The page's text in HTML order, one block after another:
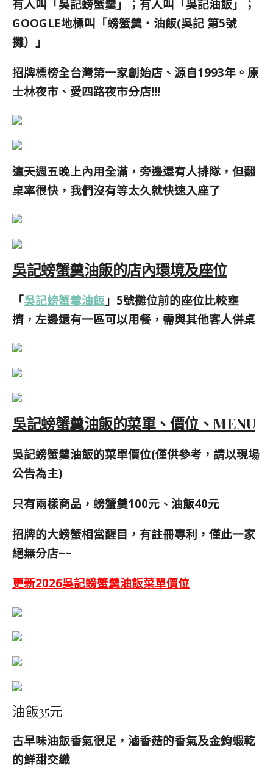
有人叫「吳記螃蟹羹」；有人叫「吳記油飯」；
GOOGLE地標叫「螃蟹羹‧油飯(吳記 第5號
攤）」
招牌標榜全台灣第一家創始店、源自1993年。原
士林夜市、愛四路夜市分店!!!
這天週五晚上內用全滿，旁邊還有人排隊，但翻
桌率很快，我們沒有等太久就快速入座了
吳記螃蟹羹油飯的店內環境及座位
「吳記螃蟹羹油飯 」5號攤位前的座位比較壅
擠，左邊還有一區可以用餐，需與其他客人併桌
吳記螃蟹羹油飯的菜單、價位、MENU
吳記螃蟹羹油飯的菜單價位(僅供參考，請以現場
公告為主)
只有兩樣商品，螃蟹羹100元、油飯40元
招牌的大螃蟹相當醒目，有註冊專利，僅此一家
絕無分店~~
更新2026吳記螃蟹羹油飯菜單價位
油飯35元
古早味油飯香氣很足，滷香菇的香氣及金鉤蝦乾
的鮮甜交織